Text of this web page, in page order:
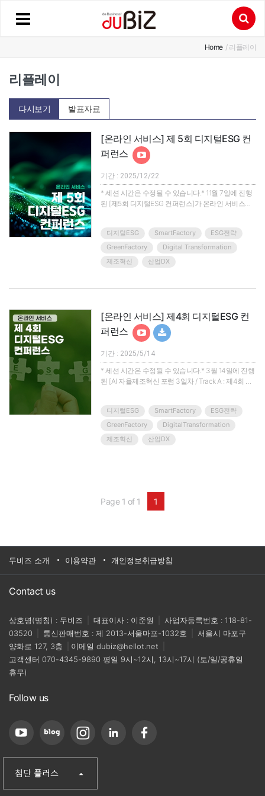
Home / 리플레이
리플레이
다시보기 발표자료
[온라인 서비스] 제 5회 디지털ESG 컨
퍼런스
기간 : 2025/12/22
* 세션 시간은 수정될 수 있습니다.* 11월 7일에 진행
된 [제5회 디지털ESG 컨퍼런스]가 온라인 서비스로
ESG 중장기 전략, 에너지·AI 고속도로 구축 방안, 산
업별 규제 대응 전략 등 산학연 전문가가 한자리에 모
여 디지털ESG의 미래를 제시합니다!* 주요 주제- 정
부의 탄소중립 및 ESG 중장기 R&D 과제- 에너지/AI
응 현주소..
디지털ESG SmartFactory
ESG전략
GreenFactory
Digital Transformation
제조혁신
산업DX
[온라인 서비스] 제4회 디지털ESG 컨
퍼런스
기간 : 2025/5/14
* 세션 시간은 수정될 수 있습니다.* 3월 14일에 진행
된 [AI 자율제조혁신 포럼 3일차 / Track A : 제4회 디
바로 시행됩니다!!우리 수출기업은 EU CBAM 대응을
위해 얼마나 준비가 돼 있습니까?i-DEA가 디지털기
술을 활용한 바람직한 EU CBAM 대응 방안을 제시하
겠습니다.▣ 제4회 디지털ESG 컨퍼런스 ▣EU 탄소
디지털ESG SmartFactory
ESG전략
GreenFactory
DigitalTransformation
제조혁신
산업DX
Page 1 of 1 1
두비즈 소개 이용약관 개인정보취급방침
Contact us
상호명(명칭) : 두비즈 대표이사 : 이준원
사업자등록번호 : 118-81-
03520
통신판매번호 : 제 2013-서울마포-1032호
서울시 마포구
양화로 127, 3층
이메일 dubiz@hellot.net
고객센터 070-4345-9890 평일 9시~12시, 13시~17시 (토/일/공휴일
휴무)
Follow us
(주)첨단
산업단지신문